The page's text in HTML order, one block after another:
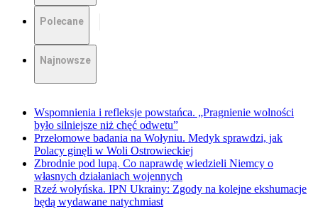
Polecane
Najnowsze
Wspomnienia i refleksje powstańca. „Pragnienie wolności
było silniejsze niż chęć odwetu”
Przełomowe badania na Wołyniu. Medyk sprawdzi, jak
Polacy ginęli w Woli Ostrowieckiej
Zbrodnie pod lupą. Co naprawdę wiedzieli Niemcy o
własnych działaniach wojennych
Rzeź wołyńska. IPN Ukrainy: Zgody na kolejne ekshumacje
będą wydawane natychmiast